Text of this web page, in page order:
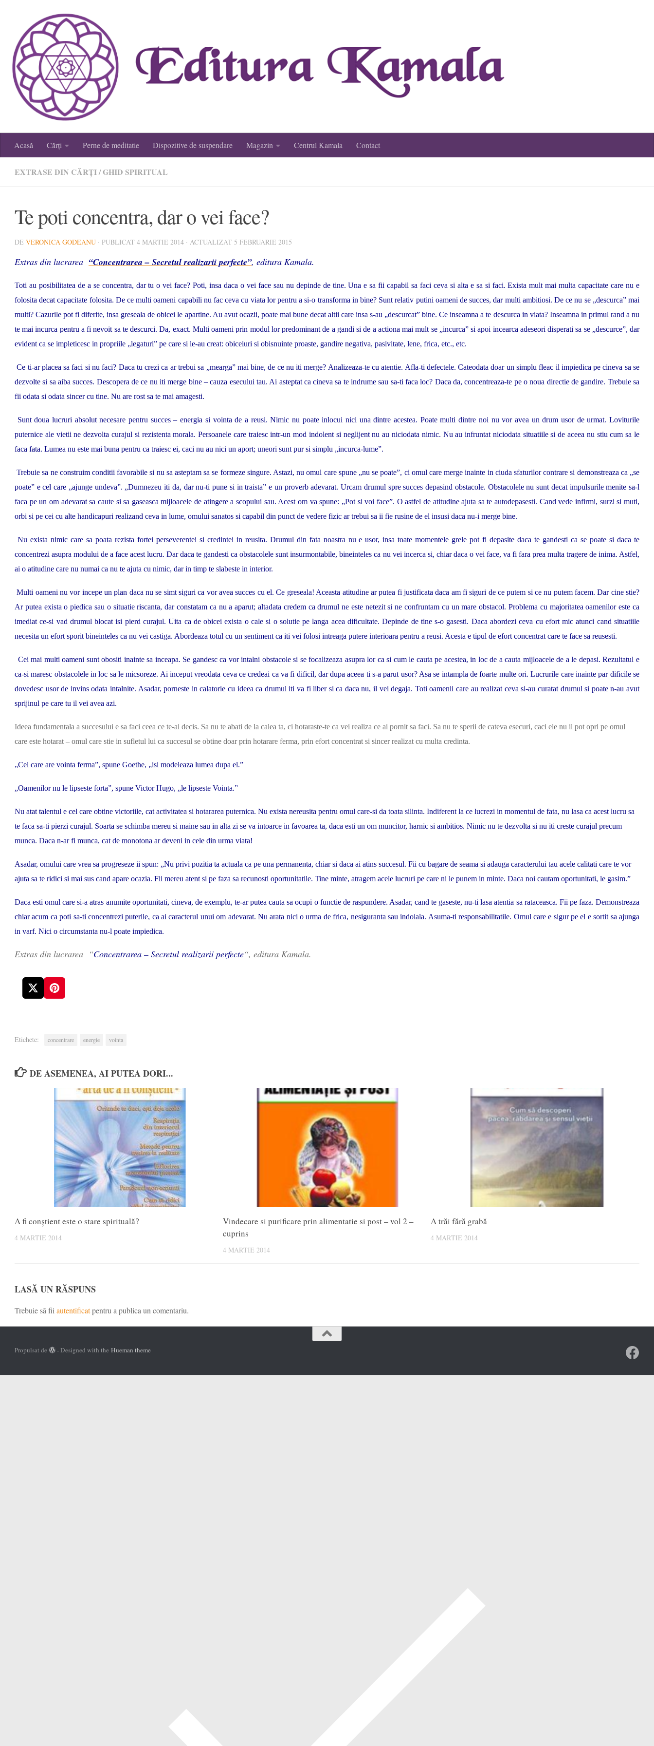
Skip to content
Acasă Cărți Perne de meditatie Dispozitive de suspendare Magazin Centrul Kamala Contact
EXTRASE DIN CĂRȚI/GHID SPIRITUAL
Te poti concentra, dar o vei face?
DE VERONICA GODEANU · PUBLICAT 4 MARTIE 2014 · ACTUALIZAT 5 FEBRUARIE 2015
Extras din lucrarea “Concentrarea – Secretul realizarii perfecte”, editura Kamala.
Toti au posibilitatea de a se concentra, dar tu o vei face? Poti, insa daca o vei face sau nu depinde de tine. Una e sa fii capabil sa faci ceva si alta e sa si faci. Exista mult mai multa capacitate care nu e
folosita decat capacitate folosita. De ce multi oameni capabili nu fac ceva cu viata lor pentru a si-o transforma in bine? Sunt relativ putini oameni de succes, dar multi ambitiosi. De ce nu se „descurca” mai
multi? Cazurile pot fi diferite, insa greseala de obicei le apartine. Au avut ocazii, poate mai bune decat altii care insa s-au „descurcat” bine. Ce inseamna a te descurca in viata? Inseamna in primul rand a nu
te mai incurca pentru a fi nevoit sa te descurci. Da, exact. Multi oameni prin modul lor predominant de a gandi si de a actiona mai mult se „incurca” si apoi incearca adeseori disperati sa se „descurce”, dar
evident ca se impleticesc in propriile „legaturi” pe care si le-au creat: obiceiuri si obisnuinte proaste, gandire negativa, pasivitate, lene, frica, etc., etc.
Ce ti-ar placea sa faci si nu faci? Daca tu crezi ca ar trebui sa „mearga” mai bine, de ce nu iti merge? Analizeaza-te cu atentie. Afla-ti defectele. Cateodata doar un simplu fleac il impiedica pe cineva sa se
dezvolte si sa aiba succes. Descopera de ce nu iti merge bine – cauza esecului tau. Ai asteptat ca cineva sa te indrume sau sa-ti faca loc? Daca da, concentreaza-te pe o noua directie de gandire. Trebuie sa
fii odata si odata sincer cu tine. Nu are rost sa te mai amagesti.
Sunt doua lucruri absolut necesare pentru succes – energia si vointa de a reusi. Nimic nu poate inlocui nici una dintre acestea. Poate multi dintre noi nu vor avea un drum usor de urmat. Loviturile
puternice ale vietii ne dezvolta curajul si rezistenta morala. Persoanele care traiesc intr-un mod indolent si neglijent nu au niciodata nimic. Nu au infruntat niciodata situatiile si de aceea nu stiu cum sa le
faca fata. Lumea nu este mai buna pentru ca traiesc ei, caci nu au nici un aport; uneori sunt pur si simplu „incurca-lume”.
Trebuie sa ne construim conditii favorabile si nu sa asteptam sa se formeze singure. Astazi, nu omul care spune „nu se poate”, ci omul care merge inainte in ciuda sfaturilor contrare si demonstreaza ca „se
poate” e cel care „ajunge undeva”. „Dumnezeu iti da, dar nu-ti pune si in traista” e un proverb adevarat. Urcam drumul spre succes depasind obstacole. Obstacolele nu sunt decat impulsurile menite sa-l
faca pe un om adevarat sa caute si sa gaseasca mijloacele de atingere a scopului sau. Acest om va spune: „Pot si voi face”. O astfel de atitudine ajuta sa te autodepasesti. Cand vede infirmi, surzi si muti,
orbi si pe cei cu alte handicapuri realizand ceva in lume, omului sanatos si capabil din punct de vedere fizic ar trebui sa ii fie rusine de el insusi daca nu-i merge bine.
Nu exista nimic care sa poata rezista fortei perseverentei si credintei in reusita. Drumul din fata noastra nu e usor, insa toate momentele grele pot fi depasite daca te gandesti ca se poate si daca te
concentrezi asupra modului de a face acest lucru. Dar daca te gandesti ca obstacolele sunt insurmontabile, bineinteles ca nu vei incerca si, chiar daca o vei face, va fi fara prea multa tragere de inima. Astfel,
ai o atitudine care nu numai ca nu te ajuta cu nimic, dar in timp te slabeste in interior.
Multi oameni nu vor incepe un plan daca nu se simt siguri ca vor avea succes cu el. Ce greseala! Aceasta atitudine ar putea fi justificata daca am fi siguri de ce putem si ce nu putem facem. Dar cine stie?
Ar putea exista o piedica sau o situatie riscanta, dar constatam ca nu a aparut; altadata credem ca drumul ne este netezit si ne confruntam cu un mare obstacol. Problema cu majoritatea oamenilor este ca
imediat ce-si vad drumul blocat isi pierd curajul. Uita ca de obicei exista o cale si o solutie pe langa acea dificultate. Depinde de tine s-o gasesti. Daca abordezi ceva cu efort mic atunci cand situatiile
necesita un efort sporit bineinteles ca nu vei castiga. Abordeaza totul cu un sentiment ca iti vei folosi intreaga putere interioara pentru a reusi. Acesta e tipul de efort concentrat care te face sa reusesti.
Cei mai multi oameni sunt obositi inainte sa inceapa. Se gandesc ca vor intalni obstacole si se focalizeaza asupra lor ca si cum le cauta pe acestea, in loc de a cauta mijloacele de a le depasi. Rezultatul e
ca-si maresc obstacolele in loc sa le micsoreze. Ai inceput vreodata ceva ce credeai ca va fi dificil, dar dupa aceea ti s-a parut usor? Asa se intampla de foarte multe ori. Lucrurile care inainte par dificile se
dovedesc usor de invins odata intalnite. Asadar, porneste in calatorie cu ideea ca drumul iti va fi liber si ca daca nu, il vei degaja. Toti oamenii care au realizat ceva si-au curatat drumul si poate n-au avut
sprijinul pe care tu il vei avea azi.
Ideea fundamentala a succesului e sa faci ceea ce te-ai decis. Sa nu te abati de la calea ta, ci hotaraste-te ca vei realiza ce ai pornit sa faci. Sa nu te sperii de cateva esecuri, caci ele nu il pot opri pe omul
care este hotarat – omul care stie in sufletul lui ca succesul se obtine doar prin hotarare ferma, prin efort concentrat si sincer realizat cu multa credinta.
„Cel care are vointa ferma”, spune Goethe, „isi modeleaza lumea dupa el.”
„Oamenilor nu le lipseste forta”, spune Victor Hugo, „le lipseste Vointa.”
Nu atat talentul e cel care obtine victoriile, cat activitatea si hotararea puternica. Nu exista nereusita pentru omul care-si da toata silinta. Indiferent la ce lucrezi in momentul de fata, nu lasa ca acest lucru sa
te faca sa-ti pierzi curajul. Soarta se schimba mereu si maine sau in alta zi se va intoarce in favoarea ta, daca esti un om muncitor, harnic si ambitios. Nimic nu te dezvolta si nu iti creste curajul precum
munca. Daca n-ar fi munca, cat de monotona ar deveni in cele din urma viata!
Asadar, omului care vrea sa progreseze ii spun: „Nu privi pozitia ta actuala ca pe una permanenta, chiar si daca ai atins succesul. Fii cu bagare de seama si adauga caracterului tau acele calitati care te vor
ajuta sa te ridici si mai sus cand apare ocazia. Fii mereu atent si pe faza sa recunosti oportunitatile. Tine minte, atragem acele lucruri pe care ni le punem in minte. Daca noi cautam oportunitati, le gasim.”
Daca esti omul care si-a atras anumite oportunitati, cineva, de exemplu, te-ar putea cauta sa ocupi o functie de raspundere. Asadar, cand te gaseste, nu-ti lasa atentia sa rataceasca. Fii pe faza. Demonstreaza
chiar acum ca poti sa-ti concentrezi puterile, ca ai caracterul unui om adevarat. Nu arata nici o urma de frica, nesiguranta sau indoiala. Asuma-ti responsabilitatile. Omul care e sigur pe el e sortit sa ajunga
in varf. Nici o circumstanta nu-l poate impiedica.
Extras din lucrarea “Concentrarea – Secretul realizarii perfecte“, editura Kamala.
Etichete: concentrare energie vointa
DE ASEMENEA, AI PUTEA DORI...
A fi conștient este o stare spirituală?
4 MARTIE 2014
Vindecare si purificare prin alimentatie si post – vol 2 –
cuprins
4 MARTIE 2014
A trăi fără grabă
4 MARTIE 2014
LASĂ UN RĂSPUNS
Trebuie să fiiautentificatpentru a publica un comentariu.
Propulsat de - Designed with theHueman theme